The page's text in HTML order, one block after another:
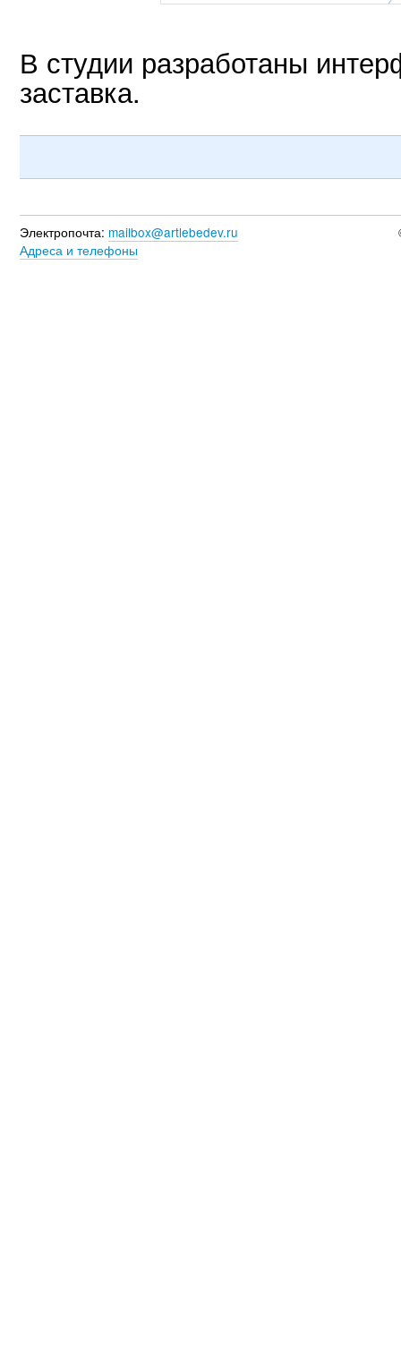
В студии разработаны
заставка.
Электропочта: mailbox@artlebedev.ru
Адреса и телефоны